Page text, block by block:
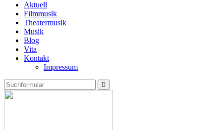
Aktuell
Filmmusik
Theatermusik
Musik
Blog
Vita
Kontakt
Impressum
Search